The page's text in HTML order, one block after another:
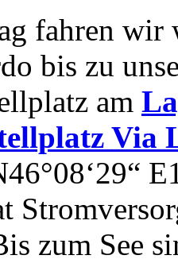
fahren wir
bis zu
am
Via
zum See